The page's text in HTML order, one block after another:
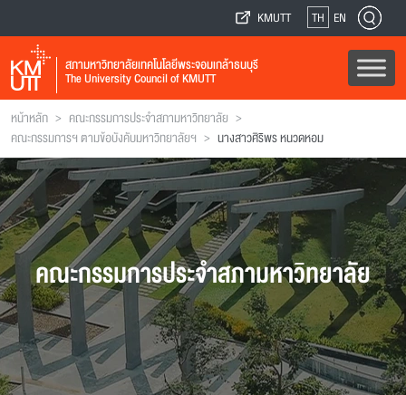
KMUTT TH EN
สภามหาวิทยาลัยเทคโนโลยีพระจอมเกล้าธนบุรี
The University Council of KMUTT
หน้าหลัก > คณะกรรมการประจำสภามหาวิทยาลัย >
คณะกรรมการฯ ตามข้อบังคับมหาวิทยาลัยฯ > นางสาวศิริพร หนวดหอม
คณะกรรมการประจำสภามหาวิทยาลัย